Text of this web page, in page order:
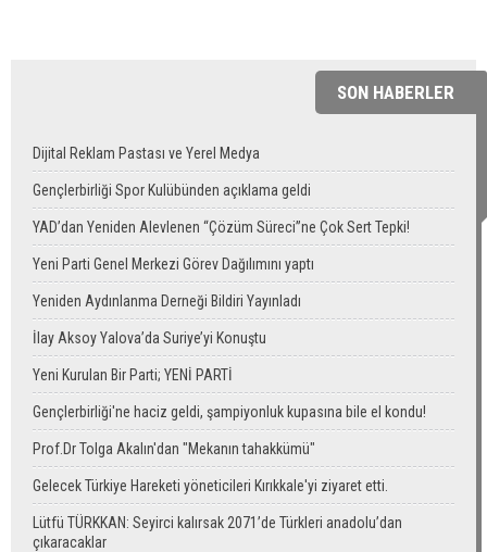
SON HABERLER
Dijital Reklam Pastası ve Yerel Medya
Gençlerbirliği Spor Kulübünden açıklama geldi
YAD’dan Yeniden Alevlenen “Çözüm Süreci”ne Çok Sert Tepki!
Yeni Parti Genel Merkezi Görev Dağılımını yaptı
Yeniden Aydınlanma Derneği Bildiri Yayınladı
İlay Aksoy Yalova’da Suriye’yi Konuştu
Yeni Kurulan Bir Parti; YENİ PARTİ
Gençlerbirliği'ne haciz geldi, şampiyonluk kupasına bile el kondu!
Prof.Dr Tolga Akalın'dan "Mekanın tahakkümü"
Gelecek Türkiye Hareketi yöneticileri Kırıkkale'yi ziyaret etti.
Lütfü TÜRKKAN: Seyirci kalırsak 2071’de Türkleri anadolu’dan
çıkaracaklar